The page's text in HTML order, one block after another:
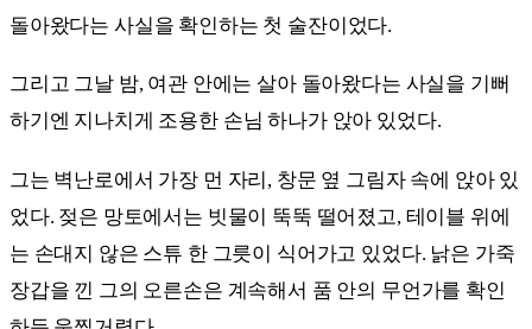
돌아왔다는 사실을 확인하는 첫 술잔이었다.
그리고 그날 밤, 여관 안에는 살아 돌아왔다는 사실을 기뻐
하기엔 지나치게 조용한 손님 하나가 앉아 있었다.
그는 벽난로에서 가장 먼 자리, 창문 옆 그림자 속에 앉아 있
었다. 젖은 망토에서는 빗물이 뚝뚝 떨어졌고, 테이블 위에
는 손대지 않은 스튜 한 그릇이 식어가고 있었다. 낡은 가죽
장갑을 낀 그의 오른손은 계속해서 품 안의 무언가를 확인